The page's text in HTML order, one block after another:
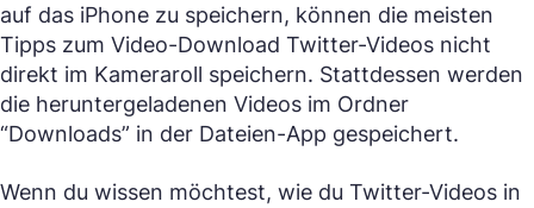
auf das iPhone zu speichern, können die meisten
Tipps zum Video-Download Twitter-Videos nicht
direkt im Kameraroll speichern. Stattdessen werden
die heruntergeladenen Videos im Ordner
“Downloads” in der Dateien-App gespeichert.
Wenn du wissen möchtest, wie du Twitter-Videos in